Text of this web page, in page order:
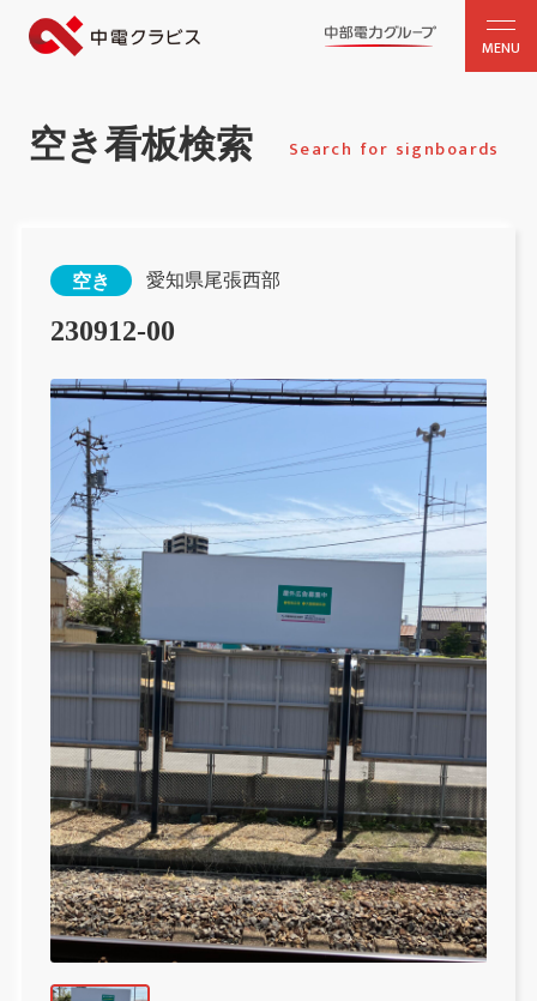
MENU
空き看板検索 Search for signboards
空き 愛知県尾張西部
230912‐00